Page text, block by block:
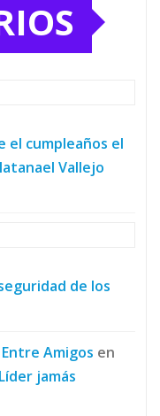
el cumpleaños el
Vallejo
de los
Entre Amigos en
jamás